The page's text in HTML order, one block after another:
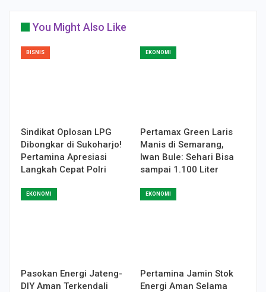
You Might Also Like
BISNIS
Sindikat Oplosan LPG
Dibongkar di Sukoharjo!
Pertamina Apresiasi
Langkah Cepat Polri
EKONOMI
Pertamax Green Laris
Manis di Semarang,
Iwan Bule: Sehari Bisa
sampai 1.100 Liter
EKONOMI
Pasokan Energi Jateng-
DIY Aman Terkendali
EKONOMI
Pertamina Jamin Stok
Energi Aman Selama